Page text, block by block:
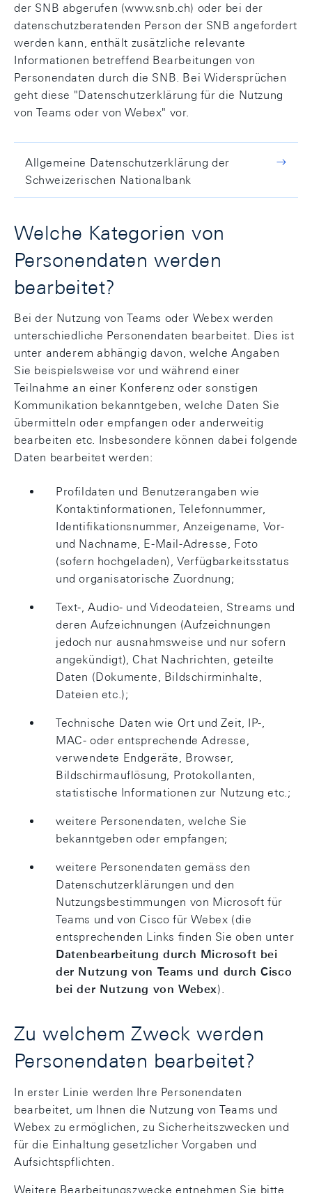
der SNB abgerufen (www.snb.ch) oder bei der
datenschutzberatenden Person der SNB angefordert
werden kann, enthält zusätzliche relevante
Informationen betreffend Bearbeitungen von
Personendaten durch die SNB. Bei Widersprüchen
geht diese "Datenschutzerklärung für die Nutzung
von Teams oder von Webex" vor.
Allgemeine Datenschutzerklärung der
Schweizerischen Nationalbank
Welche Kategorien von
Personendaten werden
bearbeitet?
Bei der Nutzung von Teams oder Webex werden
unterschiedliche Personendaten bearbeitet. Dies ist
unter anderem abhängig davon, welche Angaben
Sie beispielsweise vor und während einer
Teilnahme an einer Konferenz oder sonstigen
Kommunikation bekanntgeben, welche Daten Sie
übermitteln oder empfangen oder anderweitig
bearbeiten etc. Insbesondere können dabei folgende
Daten bearbeitet werden:
Profildaten und Benutzerangaben wie
Kontaktinformationen, Telefonnummer,
Identifikationsnummer, Anzeigename, Vor-
und Nachname, E-Mail-Adresse, Foto
(sofern hochgeladen), Verfügbarkeitsstatus
und organisatorische Zuordnung;
Text-, Audio- und Videodateien, Streams und
deren Aufzeichnungen (Aufzeichnungen
jedoch nur ausnahmsweise und nur sofern
angekündigt), Chat Nachrichten, geteilte
Daten (Dokumente, Bildschirminhalte,
Dateien etc.);
Technische Daten wie Ort und Zeit, IP-,
MAC- oder entsprechende Adresse,
verwendete Endgeräte, Browser,
Bildschirmauflösung, Protokollanten,
statistische Informationen zur Nutzung etc.;
weitere Personendaten, welche Sie
bekanntgeben oder empfangen;
weitere Personendaten gemäss den
Datenschutzerklärungen und den
Nutzungsbestimmungen von Microsoft für
Teams und von Cisco für Webex (die
entsprechenden Links finden Sie oben unter
Datenbearbeitung durch Microsoft bei
der Nutzung von Teams und durch Cisco
bei der Nutzung von Webex).
Zu welchem Zweck werden
Personendaten bearbeitet?
In erster Linie werden Ihre Personendaten
bearbeitet, um Ihnen die Nutzung von Teams und
Webex zu ermöglichen, zu Sicherheitszwecken und
für die Einhaltung gesetzlicher Vorgaben und
Aufsichtspflichten.
Weitere Bearbeitungszwecke entnehmen Sie bitte